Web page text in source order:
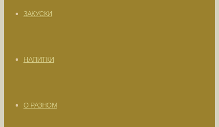
ЗАКУСКИ
НАПИТКИ
О РАЗНОМ